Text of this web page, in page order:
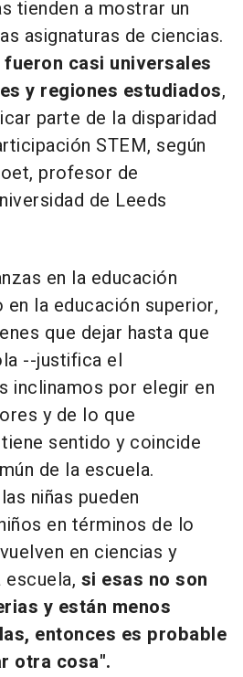
tienden a mostrar un
asignaturas de ciencias.
casi universales
y regiones estudiados,
parte de la disparidad
STEM, según
profesor de
de Leeds
en la educación
en la educación superior,
que dejar hasta que
--justifica el
inclinamos por elegir en
y de lo que
sentido y coincide
de la escuela.
niñas pueden
en términos de lo
en ciencias y
si esas no son
y están menos
entonces es probable
otra cosa".